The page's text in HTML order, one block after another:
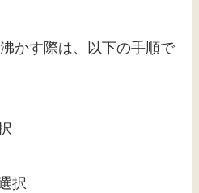
かす際は、以下の手順で
択